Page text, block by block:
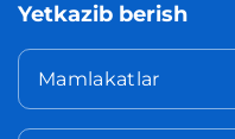
Yetkazib berish
Mamlakatlar